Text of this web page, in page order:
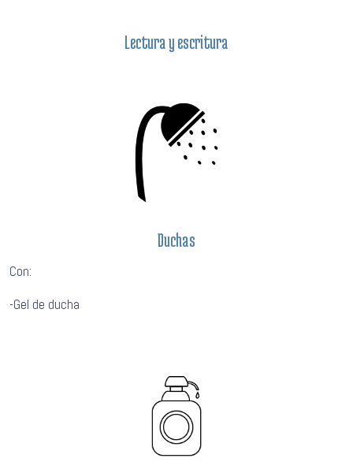
Lectura y escritura
Duchas
Con:
-Gel de ducha